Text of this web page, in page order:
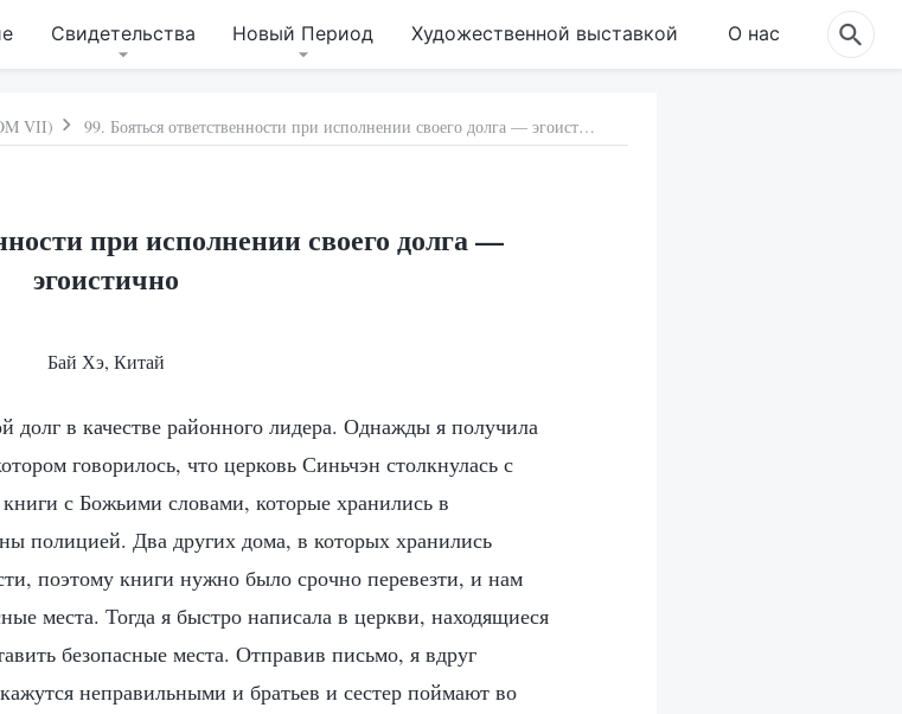
Свидетельства Новый Период Художественной выставкой О нас
VII) 99. Бояться ответственности при исполнении своего долга — эгоистично
при исполнении своего долга —
эгоистично
Бай Хэ, Китай
долг в качестве районного лидера. Однажды я получила
говорилось, что церковь Синьчэн столкнулась с
с Божьими словами, которые хранились в
полицией. Два других дома, в которых хранились
поэтому книги нужно было срочно перевезти, и нам
места. Тогда я быстро написала в церкви, находящиеся
безопасные места. Отправив письмо, я вдруг
неправильными и братьев и сестер поймают во